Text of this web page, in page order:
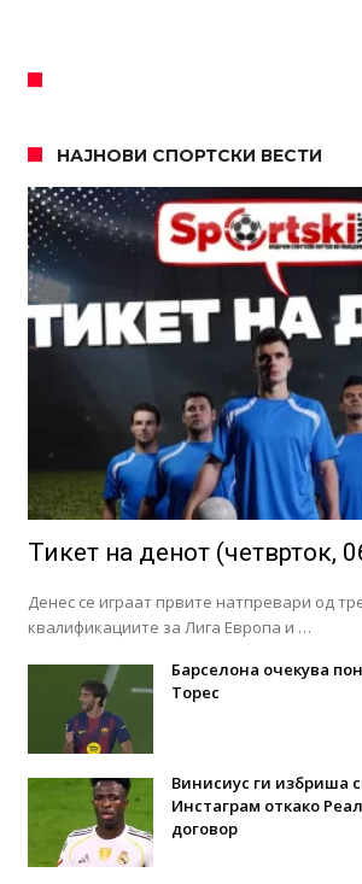
НАЈНОВИ СПОРТСКИ ВЕСТИ
Тикет на денот (четврток,
Денес се играат првите натпревари од
квалификациите за Лига Европа и …
Барселона очекува
Торес
Винисиус ги избриша
Инстаграм откако
договор